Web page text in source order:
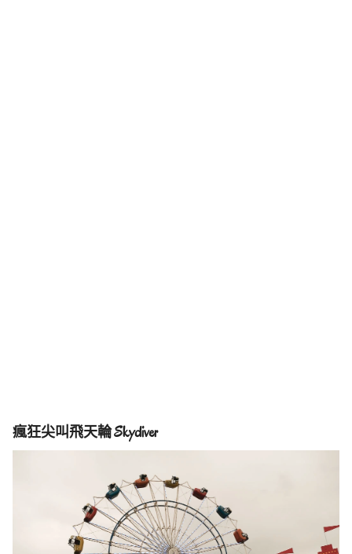
瘋狂尖叫飛天輪 Skydiver